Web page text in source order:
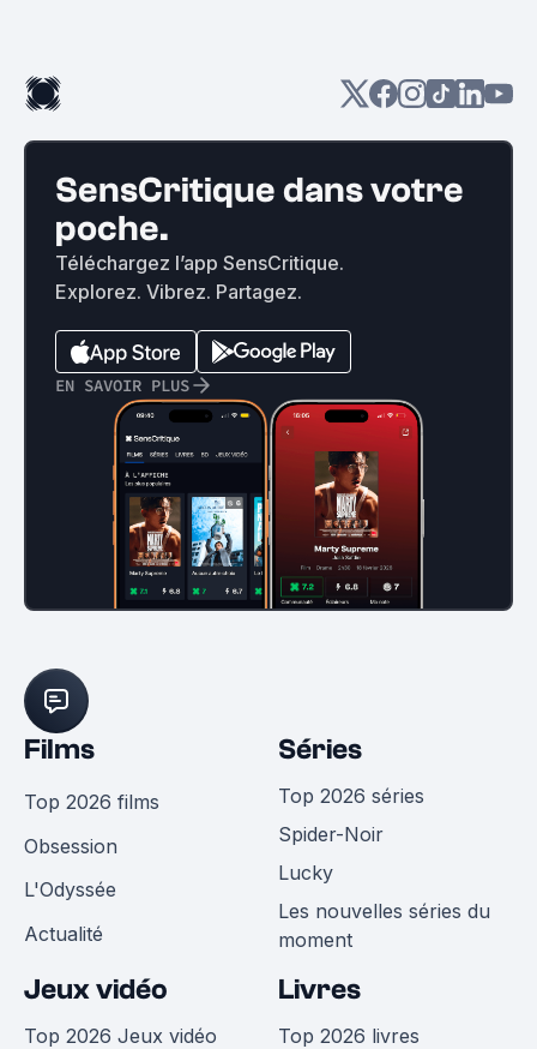
SensCritique dans votre
poche.
Téléchargez l’app SensCritique.
Explorez. Vibrez. Partagez.
EN SAVOIR PLUS
Films
Top 2026 films
Obsession
L'Odyssée
Actualité
Séries
Top 2026 séries
Spider-Noir
Lucky
Les nouvelles séries du
moment
Jeux vidéo
Top 2026 Jeux vidéo
Livres
Top 2026 livres